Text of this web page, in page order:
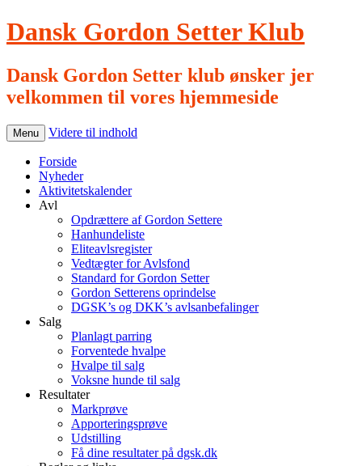
Dansk Gordon Setter Klub
Dansk Gordon Setter klub ønsker jer
velkommen til vores hjemmeside
Menu Videre til indhold
Forside
Nyheder
Aktivitetskalender
Avl
Opdrættere af Gordon Settere
Hanhundeliste
Eliteavlsregister
Vedtægter for Avlsfond
Standard for Gordon Setter
Gordon Setterens oprindelse
DGSK’s og DKK’s avlsanbefalinger
Salg
Planlagt parring
Forventede hvalpe
Hvalpe til salg
Voksne hunde til salg
Resultater
Markprøve
Apporteringsprøve
Udstilling
Få dine resultater på dgsk.dk